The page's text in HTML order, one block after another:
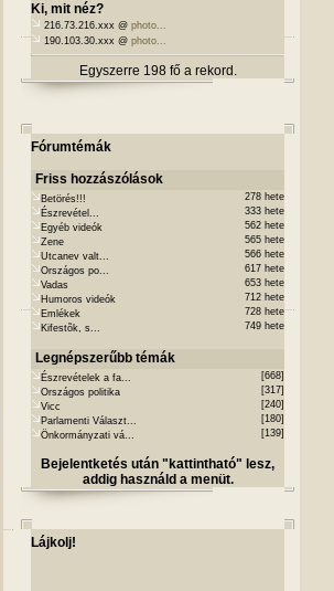
Ki, mit néz?
216.73.216.xxx @ photo...
190.103.30.xxx @ photo...
Egyszerre 198 fő a rekord.
Fórumtémák
Friss hozzászólások
Betörés!!!
278 hete
Észrevétel...
333 hete
Egyéb videók
562 hete
Zene
565 hete
Utcanev valt...
566 hete
Országos po...
617 hete
Vadas
653 hete
Humoros videók
712 hete
Emlékek
728 hete
Kifestõk, s...
749 hete
Legnépszerűbb témák
Észrevételek a fa...
[668]
Országos politika
[317]
Vicc
[240]
Parlamenti Választ...
[180]
Önkormányzati vá...
[139]
Bejelentketés után "kattintható" lesz,
addig használd a menüt.
Lájkolj!